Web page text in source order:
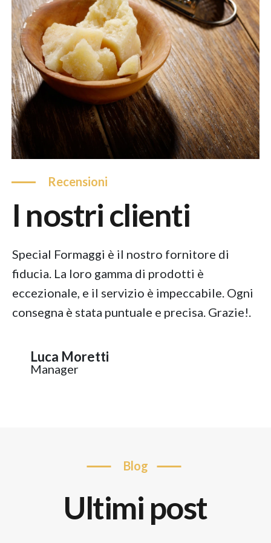
recensioni
i nostri clienti
Special Formaggi è il nostro fornitore di
fiducia. La loro gamma di prodotti è
eccezionale, e il servizio è impeccabile. Ogni
consegna è stata puntuale e precisa. Grazie!.
luca Moretti
manager
blog
ultimi post